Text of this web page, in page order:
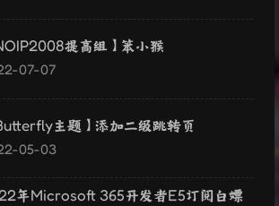
提高组】笨小猴
07-07
主题】添加二级跳转页
05-03
年Microsoft 365开发者E5订阅白嫖